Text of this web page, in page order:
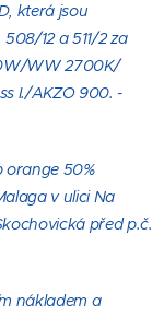
která jsou
12 a 511/2 za
WW 2700K/
I./AKZO 900. -
orange 50%
v ulici Na
před p.č.
nákladem a